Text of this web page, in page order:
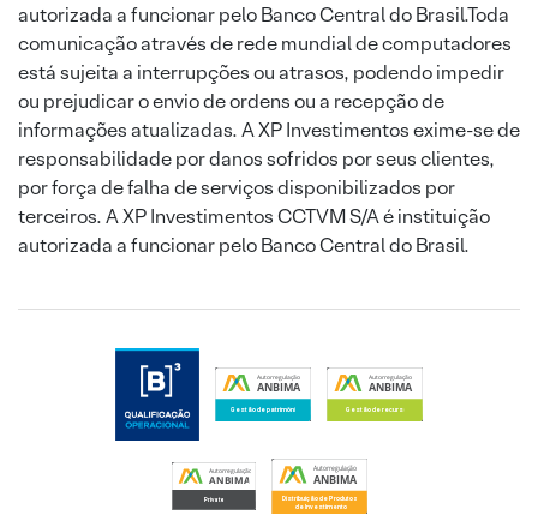
autorizada a funcionar pelo Banco Central do Brasil.Toda
comunicação através de rede mundial de computadores
está sujeita a interrupções ou atrasos, podendo impedir
ou prejudicar o envio de ordens ou a recepção de
informações atualizadas. A XP Investimentos exime-se de
responsabilidade por danos sofridos por seus clientes,
por força de falha de serviços disponibilizados por
terceiros. A XP Investimentos CCTVM S/A é instituição
autorizada a funcionar pelo Banco Central do Brasil.